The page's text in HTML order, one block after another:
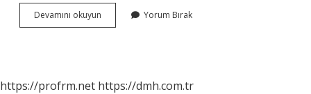
Devamını okuyun
Kimliği
Yorum Bırak
https://profrm.net https://dmh.com.tr